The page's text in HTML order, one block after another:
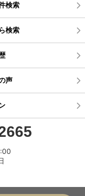
検索
検索
声